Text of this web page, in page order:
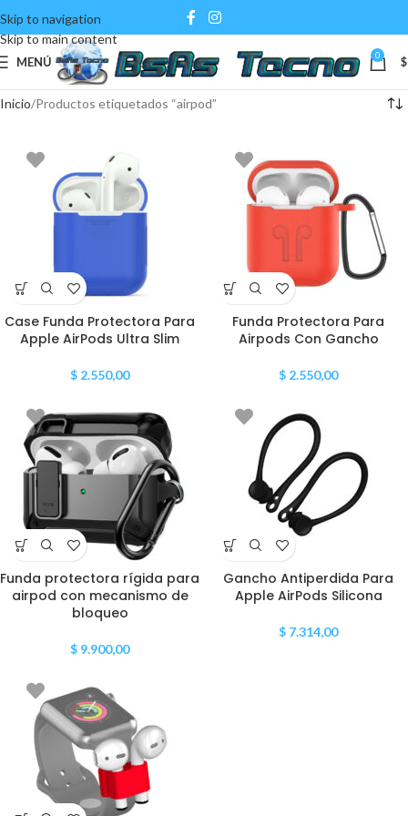
Skip to navigation
Skip to main content
MENÚ 0 $
Inicio Productos etiquetados “airpod”
Case Funda Protectora Para
Apple AirPods Ultra Slim
$ 2.550,00
Funda Protectora Para
Airpods Con Gancho
$ 2.550,00
Funda protectora rígida para
airpod con mecanismo de
bloqueo
$ 9.900,00
Gancho Antiperdida Para
Apple AirPods Silicona
$ 7.314,00